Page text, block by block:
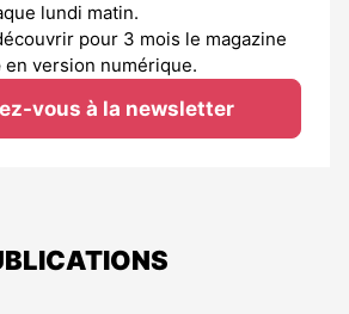
lundi matin.
pour 3 mois le magazine
en version numérique.
vous à la newsletter